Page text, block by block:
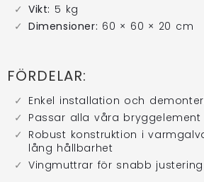
Vikt: 5 kg
Dimensioner: 60 × 60 × 20 cm
FÖRDELAR:
Enkel installation och
Passar alla våra bryggelement
Robust konstruktion i
lång hållbarhet
Vingmuttrar för snabb